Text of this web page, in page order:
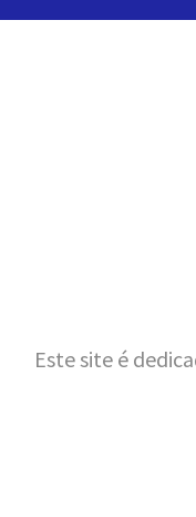
Este site é